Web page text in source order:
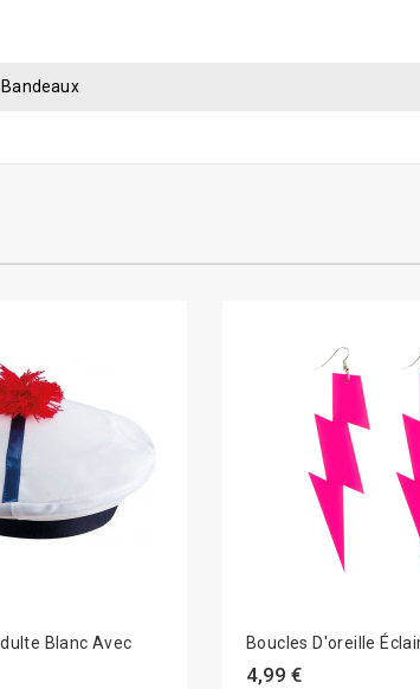
Blanc Avec
Boucles D'oreille
4,99 €